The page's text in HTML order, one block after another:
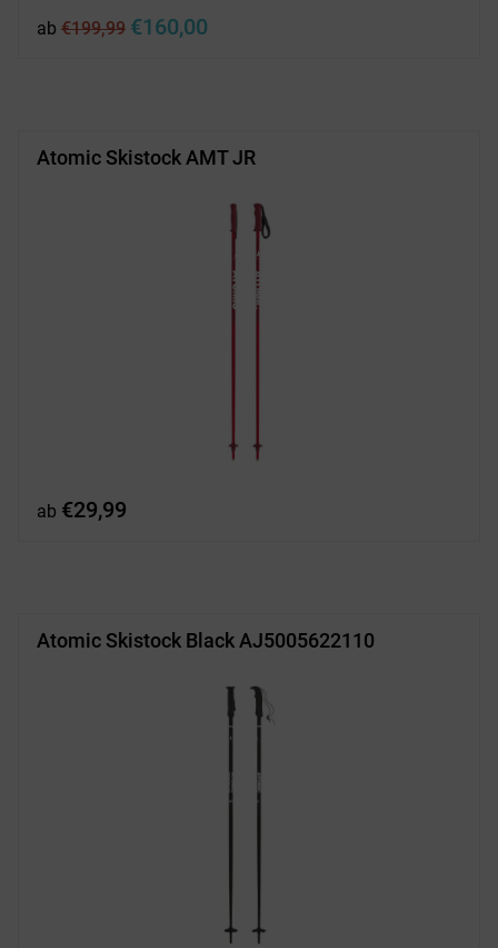
ab €199,99 Ursprünglicher
€160,00
Atomic Skistock AMT JR
ab €29,99
Atomic Skistock Black AJ5005622110